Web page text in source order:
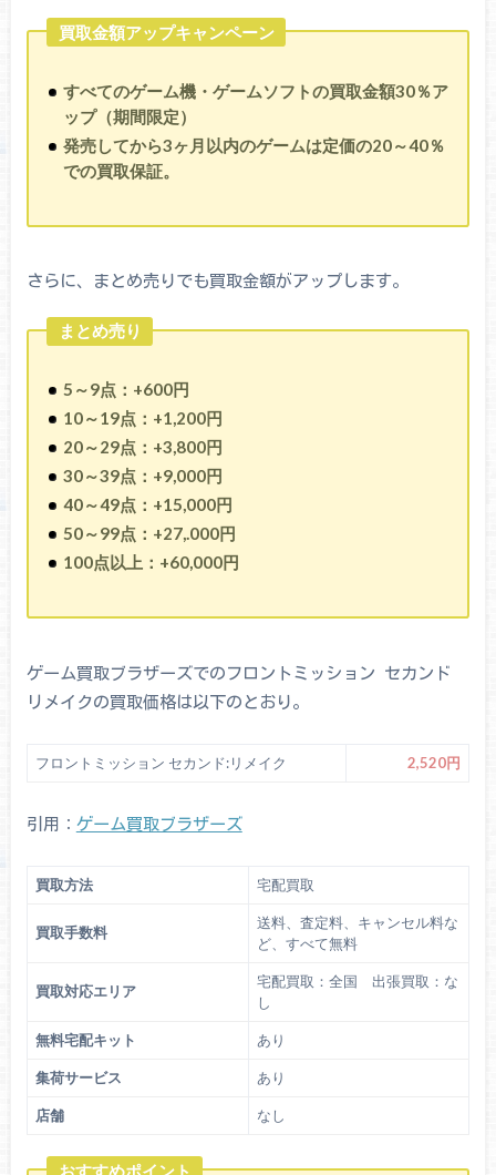
買取金額アップキャンペーン
すべてのゲーム機・ゲームソフトの買取金額30％ア
ップ（期間限定）
発売してから3ヶ月以内のゲームは定価の20～40％
での買取保証。
さらに、まとめ売りでも買取金額がアップします。
まとめ売り
5～9点：+600円
10～19点：+1,200円
20～29点：+3,800円
30～39点：+9,000円
40～49点：+15,000円
50～99点：+27,.000円
100点以上：+60,000円
ゲーム買取ブラザーズでのフロントミッション セカンド
リメイクの買取価格は以下のとおり。
フロントミッション セカンド:リメイク 2,520円
引用： ゲーム買取ブラザーズ
買取方法 宅配買取
買取手数料
送料、査定料、キャンセル料な
ど、すべて無料
買取対応エリア
宅配買取：全国 出張買取：な
し
無料宅配キット あり
集荷サービス あり
店舗 なし
おすすめポイント